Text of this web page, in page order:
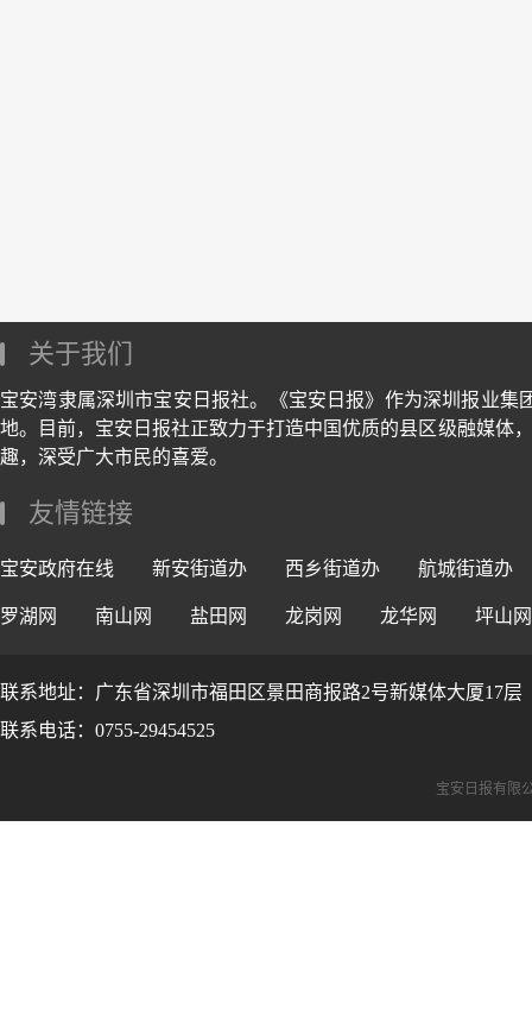
关于我们
宝安湾隶属深圳市宝安日报社。《宝安日报》作为深圳报业
地。目前，宝安日报社正致力于打造中国优质的县区级融媒体
趣，深受广大市民的喜爱。
友情链接
宝安政府在线 新安街道办 西乡街道办 航城街道办
罗湖网 南山网 盐田网 龙岗网 龙华网 坪山网
联系地址：广东省深圳市福田区景田商报路2号新媒体大厦17层
联系电话：0755-29454525
宝安日报有限